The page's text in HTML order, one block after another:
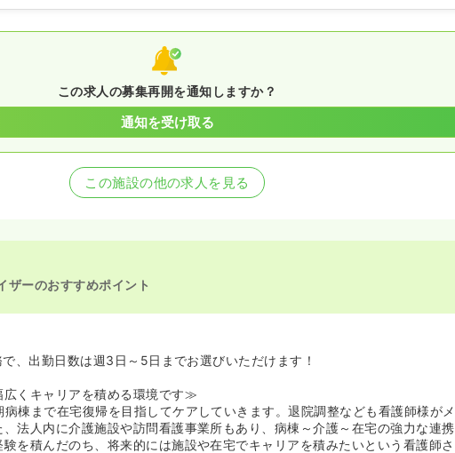
この求人の募集再開を通知しますか？
通知を受け取る
この施設の他の求人を見る
ザーのおすすめポイント
、出勤日数は週3日～5日までお選びいただけます！
くキャリアを積める環境です≫
棟まで在宅復帰を目指してケアしていきます。退院調整なども看護師様がメ
法人内に介護施設や訪問看護事業所もあり、病棟～介護～在宅の強力な連携
を積んだのち、将来的には施設や在宅でキャリアを積みたいという看護師さ